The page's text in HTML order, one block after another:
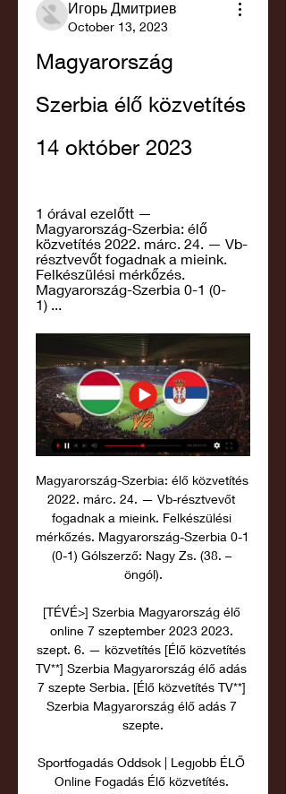
Игорь Дмитриев
October 13, 2023
Magyarország
Szerbia élő közvetítés
14 október 2023
1 órával ezelőtt —
Magyarország-Szerbia: élő
közvetítés 2022. márc. 24. — Vb-
résztvevőt fogadnak a mieink.
Felkészülési mérkőzés.
Magyarország-Szerbia 0-1 (0-
1) ...
Magyarország-Szerbia: élő közvetítés
2022. márc. 24. — Vb-résztvevőt
fogadnak a mieink. Felkészülési
mérkőzés. Magyarország-Szerbia 0-1
(0-1) Gólszerző: Nagy Zs. (38. –
öngól).
[TÉVÉ>] Szerbia Magyarország élő
online 7 szeptember 2023 2023.
szept. 6. — közvetítés [Élő közvetítés
TV**] Szerbia Magyarország élő adás
7 szepte Serbia. [Élő közvetítés TV**]
Szerbia Magyarország élő adás 7
szepte.
Sportfogadás Oddsok | Legjobb ÉLŐ
Online Fogadás Élő közvetítés.